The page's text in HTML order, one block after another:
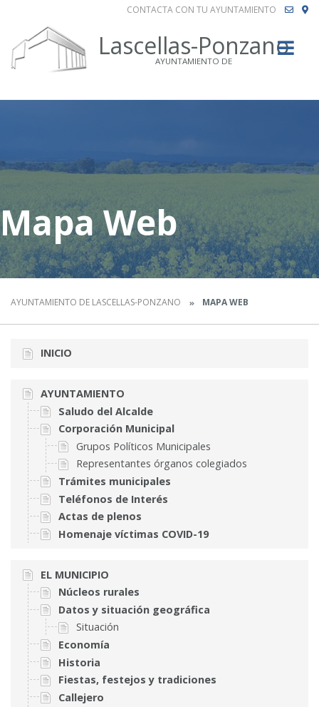
CONTACTA CON TU AYUNTAMIENTO
Lascellas-Ponzano
AYUNTAMIENTO DE
Mapa Web
AYUNTAMIENTO DE LASCELLAS-PONZANO MAPA WEB
INICIO
AYUNTAMIENTO
Saludo del Alcalde
Corporación Municipal
Grupos Políticos Municipales
Representantes órganos colegiados
Trámites municipales
Teléfonos de Interés
Actas de plenos
Homenaje víctimas COVID-19
EL MUNICIPIO
Núcleos rurales
Datos y situación geográfica
Situación
Economía
Historia
Fiestas, festejos y tradiciones
Callejero